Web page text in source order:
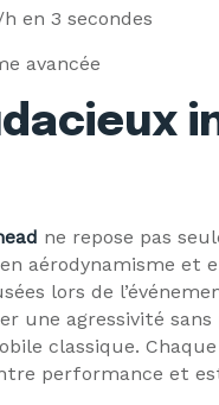
en 3 secondes
avancée
ne repose pas
aérodynamisme et
lors de
une agressivité
classique.
performance et